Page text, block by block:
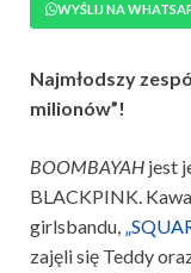
WYŚLIJ NA
Najmłodszy
milionów”!
BOOMBAYAH jest
BLACKPINK.
girlsbandu,
zajęli się Teddy